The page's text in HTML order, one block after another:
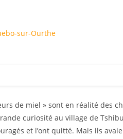
de miel » sont en réalité des
curiosité au village de
et l’ont quitté. Mais ils